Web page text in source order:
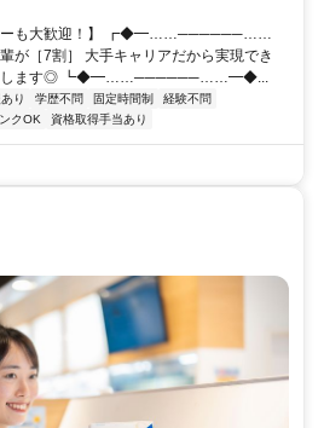
ューも大歓迎！】 ┏◆━……──────……
［7割］ 大手キャリアだから実現でき
えします◎ ┗◆━……──────……━◆...
り 学歴不問 固定時間制
経験不問
クOK 資格取得手当あり